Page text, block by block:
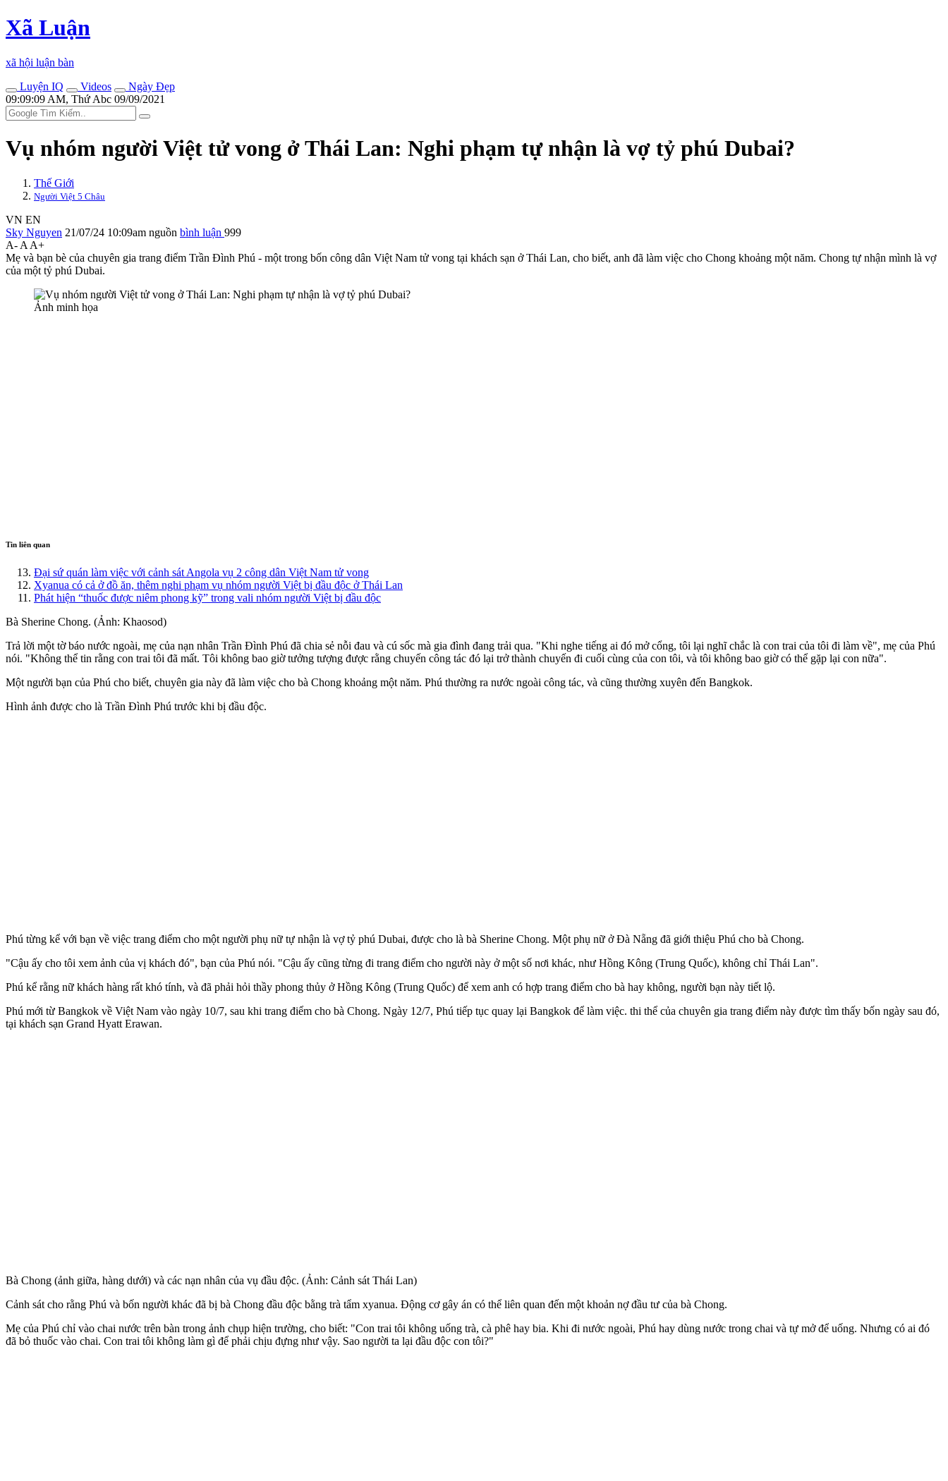
Xã Luận
xã hội luận bàn
Luyện IQ
Videos
Ngày Đẹp
09:09:09 AM, Thứ Abc 09/09/2021
Vụ nhóm người Việt t‌ử von‌g ở Thái Lan: Nghi phạm tự nhận là vợ tỷ phú Dubai?
Thế Giới
Người Việt 5 Châu
VN EN
Sky Nguyen 21/07/24 10:09am nguồn bình luận 999
A- A A+
Mẹ và bạn bè của chuyên gia trang điểm Trần Đình Phú - một trong bốn công dân Việt Nam t‌ử von‌g tại khách sạn ở Thái Lan, cho biết, anh đã làm việc cho Chong khoảng một năm. Chong tự nhận mình là vợ
của một tỷ phú Dubai.
Ảnh minh họa
Tin liên quan
Đại sứ quán làm việc với cảnh sát Angola vụ 2 công dân Việt Nam tử vong
Xyanua có cả ở đồ ăn, thêm nghi phạm vụ nhóm người Việt bị đầu độc ở Thái Lan
Phát hiện “thuốc được niêm phong kỹ” trong vali nhóm người Việt bị đầu độc
Bà Sherine Chong. (Ảnh: Khaosod)
Trả lời một tờ báo nước ngoài, mẹ của nạn nhân Trần Đình Phú đã chia sẻ nỗi đau và cú sốc mà gia đình đang trải qua. "Khi nghe tiếng ai đó mở cổng, tôi lại nghĩ chắc là con trai của tôi đi làm về", mẹ của Phú
nói. "Không thể tin rằng con trai tôi đã mất. Tôi không bao giờ tưởng tượng được rằng chuyến công tác đó lại trở thành chuyến đi cuối cùng của con tôi, và tôi không bao giờ có thể gặp lại con nữa".
Một người bạn của Phú cho biết, chuyên gia này đã làm việc cho bà Chong khoảng một năm. Phú thường ra nước ngoài công tác, và cũng thường xuyên đến Bangkok.
Hình ảnh được cho là Trần Đình Phú trước khi bị đầ‌u độ‌c.
Phú từng kể với bạn về việc trang điểm cho một người phụ nữ tự nhận là vợ tỷ phú Dubai, được cho là bà Sherine Chong. Một phụ nữ ở Đà Nẵng đã giới thiệu Phú cho bà Chong.
"Cậu ấy cho tôi xem ảnh của vị khách đó", bạn của Phú nói. "Cậu ấy cũng từng đi trang điểm cho người này ở một số nơi khác, như Hồng Kông (Trung Quốc), không chỉ Thái Lan".
Phú kể rằng nữ khách hàng rất khó tính, và đã phải hỏi thầy phong thủy ở Hồng Kông (Trung Quốc) để xem anh có hợp trang điểm cho bà hay không, người bạn này tiết lộ.
Phú mới từ Bangkok về Việt Nam vào ngày 10/7, sau khi trang điểm cho bà Chong. Ngày 12/7, Phú tiếp tục quay lại Bangkok để làm việc. th‌i th‌ể của chuyên gia trang điểm này được tìm thấy bốn ngày sau đó,
tại khách sạn Grand Hyatt Erawan.
Bà Chong (ảnh giữa, hàng dưới) và các nạn nhân của vụ đầ‌u độ‌c. (Ảnh: Cảnh sát Thái Lan)
Cảnh sát cho rằng Phú và bốn người khác đã bị bà Chong đầ‌u độ‌c bằng trà tẩm xyanua. Động cơ gây án có thể liên quan đến một khoản nợ đầu tư của bà Chong.
Mẹ của Phú chỉ vào chai nước trên bàn trong ảnh chụp hiện trường, cho biết: "Con trai tôi không uống trà, cà phê hay bia. Khi đi nước ngoài, Phú hay dùng nước trong chai và tự mở để uống. Nhưng có ai đó
đã bỏ thuốc vào chai. Con trai tôi không làm gì để phải chịu đựng như vậy. Sao người ta lại đầ‌u độ‌c con tôi?"